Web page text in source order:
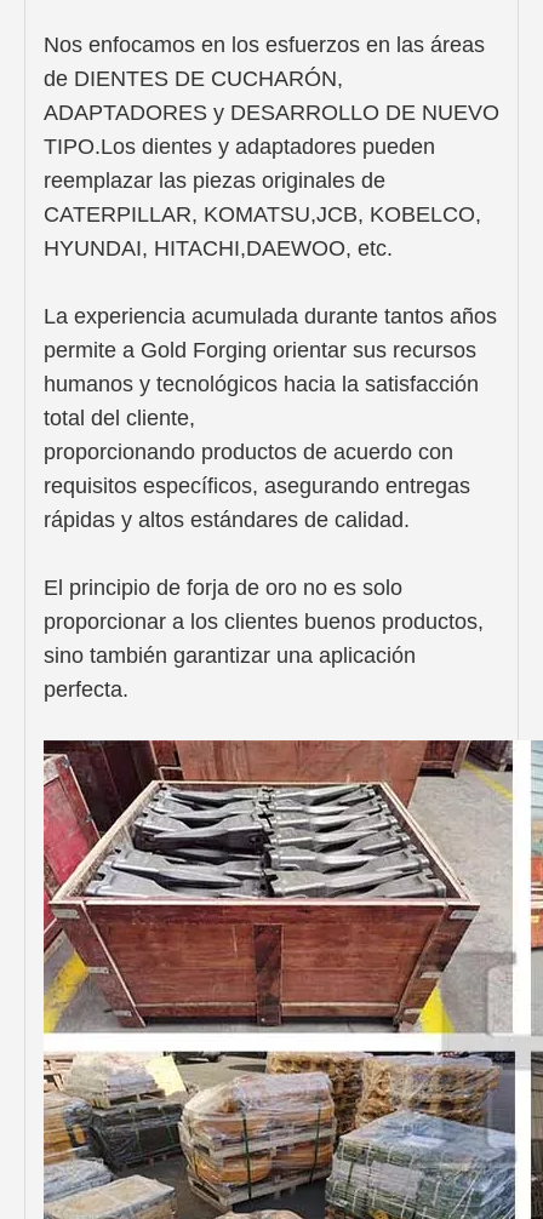
Nos enfocamos en los esfuerzos en las áreas
de DIENTES DE CUCHARÓN,
ADAPTADORES y DESARROLLO DE NUEVO
TIPO.Los dientes y adaptadores pueden
reemplazar las piezas originales de
CATERPILLAR, KOMATSU,JCB, KOBELCO,
HYUNDAI, HITACHI,DAEWOO, etc.
La experiencia acumulada durante tantos años
permite a Gold Forging orientar sus recursos
humanos y tecnológicos hacia la satisfacción
total del cliente,
proporcionando productos de acuerdo con
requisitos específicos, asegurando entregas
rápidas y altos estándares de calidad.
El principio de forja de oro no es solo
proporcionar a los clientes buenos productos,
sino también garantizar una aplicación
perfecta.